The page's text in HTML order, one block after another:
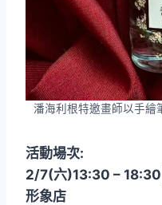
潘海利根特邀畫師以手繪
活動場次:
2/7(六)13:30 –
形象店